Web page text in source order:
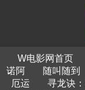
W电影网首页
诺阿
随叫随到
厄运
寻龙诀